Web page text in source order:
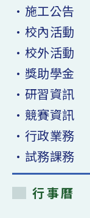
•施工公告
•校內活動
•校外活動
•獎助學金
•研習資訊
•競賽資訊
•行政業務
•試務課務
行事曆